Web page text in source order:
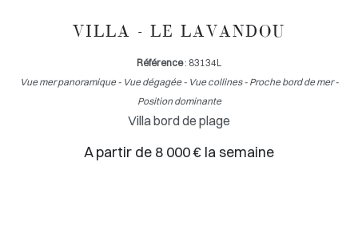
VILLA - LE LAVANDOU
Référence: 83134L
Vue mer panoramique - Vue dégagée - Vue collines - Proche bord de mer -
Position dominante
Villa bord de plage
A partir de 8 000 € la semaine